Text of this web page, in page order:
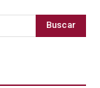
Buscar